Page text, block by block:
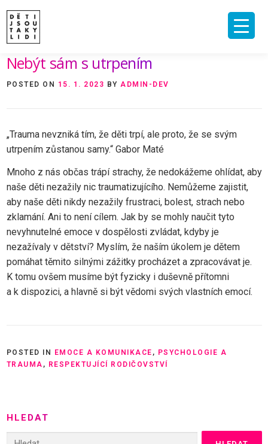
content
ÚVOD
O MNĚ A O PROJEKTU
NAKLADATELSTVÍ
VIDEA A ROZHOVORY
ARCHIV ČLÁNKŮ
Nebýt sám s utrpením
POSTED ON 15. 1. 2023 BY ADMIN-DEV
„Trauma nevzniká tím, že děti trpí, ale proto, že se svým
utrpením zůstanou samy.“ Gabor Maté
Mnoho z nás občas trápí strachy, že nedokážeme ohlídat, aby
naše děti nezažily nic traumatizujícího. Nemůžeme zajistit,
aby naše děti nikdy nezažily frustraci, bolest, strach nebo
zklamání. Ani to není cílem. Jak by se mohly naučit tyto
nevyhnutelné emoce v dospělosti zvládat, kdyby je
nezažívaly v dětství? Myslím, že naším úkolem je dětem
pomáhat těmito silnými zážitky procházet a zpracovávat je.
K tomu ovšem musíme být fyzicky i duševně přítomni
a k dispozici, a hlavně si být vědomi svých vlastních emocí.
POSTED IN EMOCE A KOMUNIKACE , PSYCHOLOGIE A
TRAUMA , RESPEKTUJÍCÍ RODIČOVSTVÍ
HLEDAT
Vyhledávání